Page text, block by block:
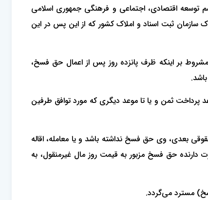
یک از دستگاه‌های اجرایی موضوع ماده 29 قانون برنامه پنج‌ساله ششم توسعه اقتصادی، اجتماعی و فرهنگی جمهوری اسلامی
املاک سازمان ثبت اسناد و املاک کشور که از این پس در این
بر اینکه ظرف پانزده روز پس از اعمال حق فسخ،
پرداخت ثمن و یا تا موعد دیگری که مورد توافق طرفین
بعدی، وی حق فسخ نداشته باشد و یا معامله، اقاله
حق فسخ مزبور به قیمت روز مال غیرمنقول، به
مسترد می‌گردد.